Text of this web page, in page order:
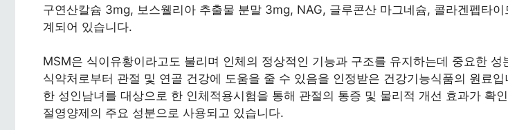
구연산칼슘 3mg, 보스웰리아 추출물 분말 3mg, NAG, 글루콘산 마그네슘, 콜라겐펩타이
계되어 있습니다.
MSM은 식이유황이라고도 불리며 인체의 정상적인 기능과 구조를 유지하는데 중요한 성
식약처로부터 관절 및 연골 건강에 도움을 줄 수 있음을 인정받은 건강기능식품의 원료
한 성인남녀를 대상으로 한 인체적용시험을 통해 관절의 통증 및 물리적 개선 효과가 확
절영양제의 주요 성분으로 사용되고 있습니다.